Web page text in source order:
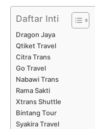
Daftar Inti
Dragon Jaya
Qtiket Travel
Citra Trans
Go Travel
Nabawi Trans
Rama Sakti
Xtrans Shuttle
Bintang Tour
Syakira Travel